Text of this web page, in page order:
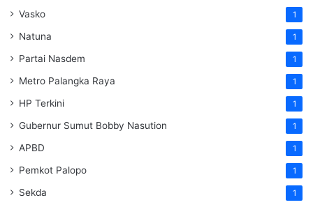
Vasko 1
Natuna 1
Partai Nasdem 1
Metro Palangka Raya 1
HP Terkini 1
Gubernur Sumut Bobby Nasution 1
APBD 1
Pemkot Palopo 1
Sekda 1